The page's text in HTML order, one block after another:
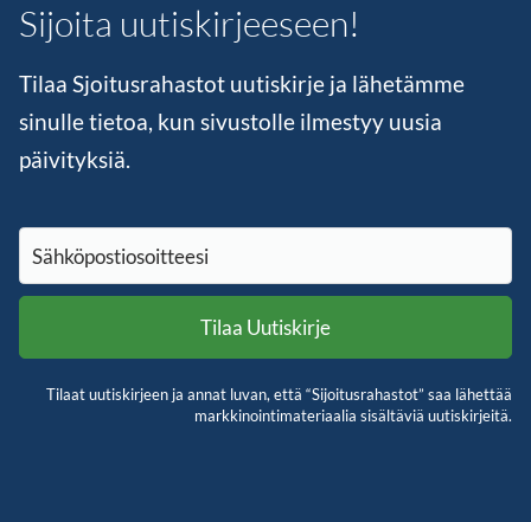
Sijoita uutiskirjeeseen!
Tilaa Sjoitusrahastot uutiskirje ja lähetämme
sinulle tietoa, kun sivustolle ilmestyy uusia
päivityksiä.
Tilaat uutiskirjeen ja annat luvan, että “Sijoitusrahastot” saa lähettää
markkinointimateriaalia sisältäviä uutiskirjeitä.